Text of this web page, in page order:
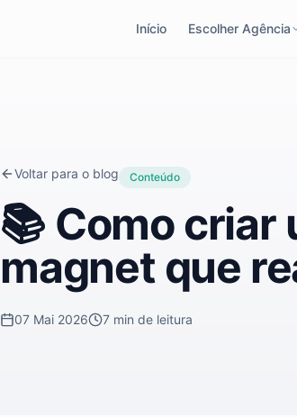
Início Escolher Agência
Voltar para o blog Conteúdo
📚 Como criar
magnet que
07 Mai 2026 7 min de leitura